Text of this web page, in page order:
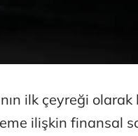
ilk çeyreği
ilişkin finansal